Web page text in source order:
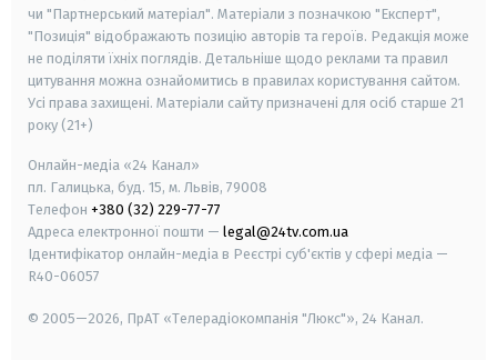
чи "Партнерський матеріал". Матеріали з позначкою "Експерт",
"Позиція" відображають позицію авторів та героїв. Редакція може
не поділяти їхніх поглядів. Детальніше щодо реклами та правил
цитування можна ознайомитись в правилах користування сайтом.
Усі права захищені. Матеріали сайту призначені для осіб старше 21
року (21+)
Онлайн-медіа «24 Канал»
пл. Галицька, буд. 15, м. Львів, 79008
Телефон +380 (32) 229-77-77
Адреса електронної пошти — legal@24tv.com.ua
Ідентифікатор онлайн-медіа в Реєстрі суб'єктів у сфері медіа —
R40-06057
© 2005—2026, ПрАТ «Телерадіокомпанія "Люкс"», 24 Канал.